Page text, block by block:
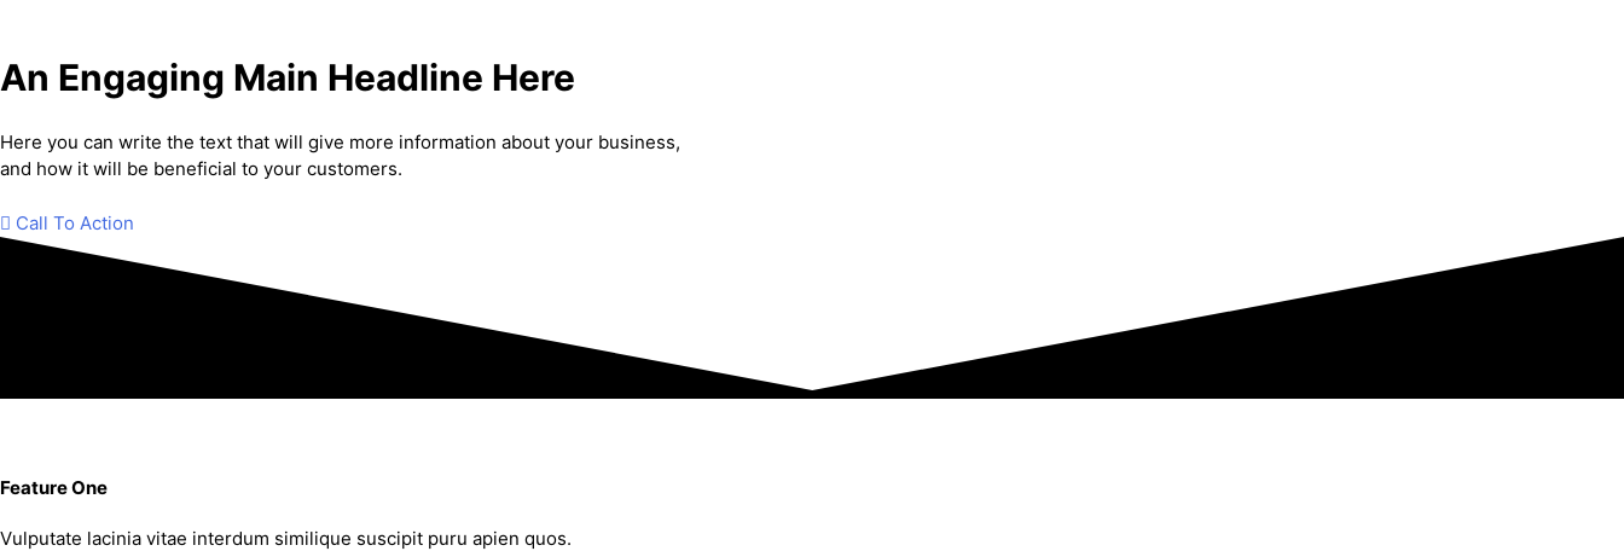
An Engaging Main Headline Here
Here you can write the text that will give more information about your business,
and how it will be beneficial to your customers.
Call To Action
Feature One
Vulputate lacinia vitae interdum similique suscipit puru apien quos.